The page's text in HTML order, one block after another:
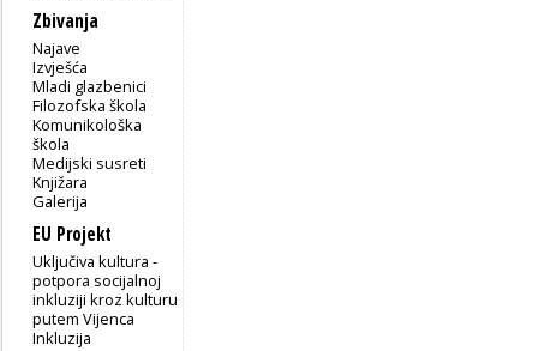
Zbivanja
Najave
Izvješća
Mladi glazbenici
Filozofska škola
Komunikološka
škola
Medijski susreti
Knjižara
Galerija
EU Projekt
Uključiva kultura -
potpora socijalnoj
inkluziji kroz kulturu
putem Vijenca
Inkluzija